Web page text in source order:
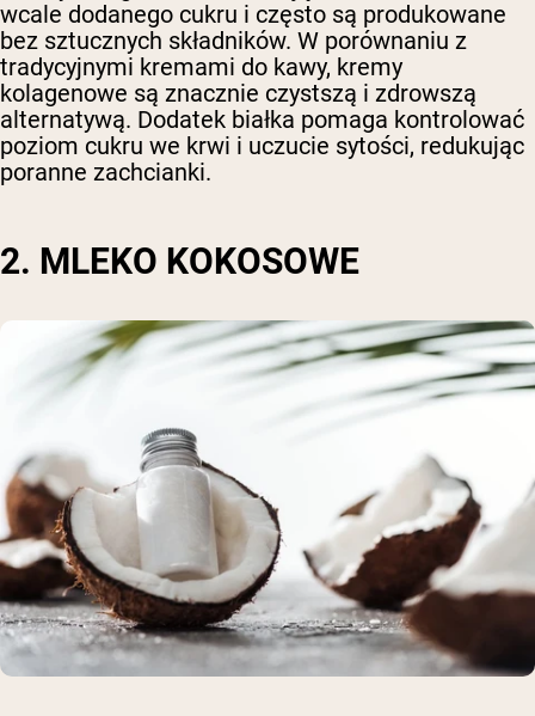
wcale dodanego cukru i często są produkowane
bez sztucznych składników. W porównaniu z
tradycyjnymi kremami do kawy, kremy
kolagenowe są znacznie czystszą i zdrowszą
alternatywą. Dodatek białka pomaga kontrolować
poziom cukru we krwi i uczucie sytości, redukując
poranne zachcianki.
2. MLEKO KOKOSOWE